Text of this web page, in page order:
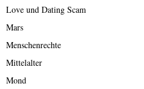
Love und Dating Scam
Mars
Menschenrechte
Mittelalter
Mond